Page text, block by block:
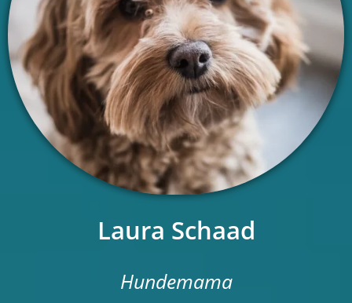
Laura Schaad
Hundemama